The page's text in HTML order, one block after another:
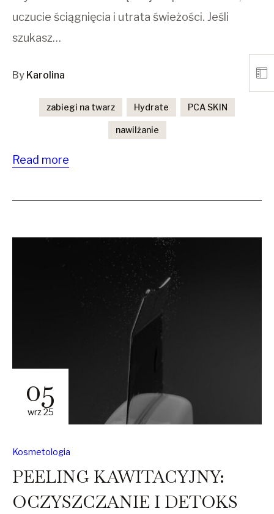
uczucie ściągnięcia i utrata świeżości. Jeśli
szukasz…
By Karolina
zabiegi na twarz Hydrate PCA SKIN
nawilżanie
Read more
05
wrz 25
Kosmetologia
PEELING KAWITACYJNY:
OCZYSZCZANIE I DETOKS